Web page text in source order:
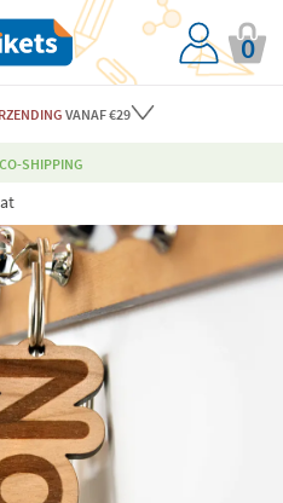
0
VANAF €29
SHIPPING